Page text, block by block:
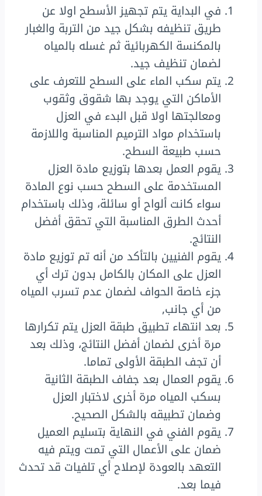
في البداية يتم تجهيز الأسطح اولا عن
طريق تنظيفه بشكل جيد من التربة والغبار
بالمكنسة الكهربائية ثم غسله بالمياه
لضمان تنظيف جيد.
يتم سكب الماء على السطح للتعرف على
الأماكن التي يوجد بها شقوق وثقوب
ومعالجتها اولا قبل البدء في العزل
باستخدام مواد الترميم المناسبة واللازمة
حسب طبيعة السطح.
يقوم العمل بعدها بتوزيع مادة العزل
المستخدمة على السطح حسب نوع المادة
سواء كانت ألواح أو سائلة، وذلك باستخدام
أحدث الطرق المناسبة التي تحقق أفضل
النتائج.
يقوم الفنيين بالتأكد من أنه تم توزيع مادة
العزل على المكان بالكامل بدون ترك أي
جزء خاصة الحواف لضمان عدم تسرب المياه
من أي جانب,
بعد انتهاء تطبيق طبقة العزل يتم تكرارها
مرة أخرى لضمان أفضل النتائج، وذلك بعد
أن تجف الطبقة الأولى تماما.
يقوم العمال بعد جفاف الطبقة الثانية
بسكب المياه مرة أخرى لاختبار العزل
وضمان تطبيقه بالشكل الصحيح.
يقوم الفني في النهاية بتسليم العميل
ضمان على الأعمال التي تمت ويتم فيه
التعهد بالعودة لإصلاح أي تلفيات قد تحدث
فيما بعد.